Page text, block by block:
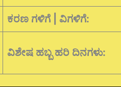
ಕರಣ ಗಳಿಗೆ | ವಿಗಳಿಗೆ:
ವಿಶೇಷ ಹಬ್ಬ ಹರಿ ದಿನಗಳು: